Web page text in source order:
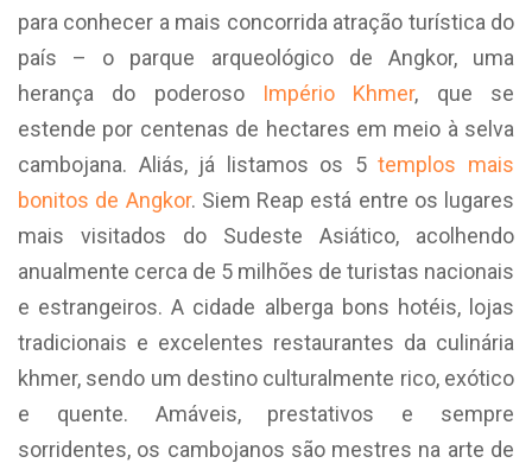
para conhecer a mais concorrida atração turística do
país – o parque arqueológico de Angkor, uma
herança do poderoso Império Khmer, que se
estende por centenas de hectares em meio à selva
cambojana. Aliás, já listamos os 5templos mais
bonitos de Angkor. Siem Reap está entre os lugares
mais visitados do Sudeste Asiático, acolhendo
anualmente cerca de 5 milhões de turistas nacionais
e estrangeiros. A cidade alberga bons hotéis, lojas
tradicionais e excelentes restaurantes da culinária
khmer, sendo um destino culturalmente rico, exótico
e quente. Amáveis, prestativos e sempre
sorridentes, os cambojanos são mestres na arte de